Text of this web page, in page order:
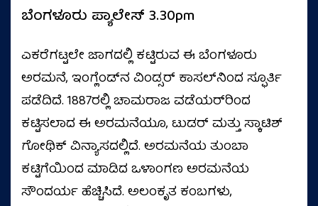
ಬೆಂಗಳೂರು ಪ್ಯಾಲೇಸ್‌ 3.30pm
ಎಕರೆಗಟ್ಟಲೇ ಜಾಗದಲ್ಲಿ ಕಟ್ಟಿರುವ ಈ ಬೆಂಗಳೂರು
ಅರಮನೆ, ಇಂಗ್ಲೆಂಡ್‌ನ ವಿಂಡ್ಸರ್‌ ಕಾಸಲ್‌ನಿಂದ ಸ್ಫೂರ್ತಿ
ಪಡೆದಿದೆ. 1887ರಲ್ಲಿ ಚಾಮರಾಜ ವಡೆಯರ್‌ರಿಂದ
ಕಟ್ಟಿಸಲಾದ ಈ ಅರಮನೆಯೂ, ಟುಡರ್‌ ಮತ್ತು ಸ್ಕಾಟಿಶ್‌
ಗೋಥಿಕ್‌ ವಿನ್ಯಾಸದಲ್ಲಿದೆ. ಅರಮನೆಯ ತುಂಬಾ
ಕಟ್ಟಿಗೆಯಿಂದ ಮಾಡಿದ ಒಳಾಂಗಣ ಅರಮನೆಯ
ಸೌಂದರ್ಯ ಹೆಚ್ಚಿಸಿದೆ. ಅಲಂಕೃತ ಕಂಬಗಳು,